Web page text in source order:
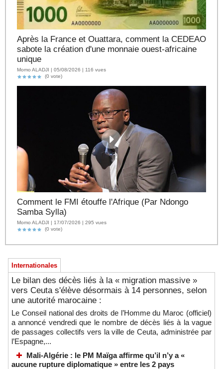
Après la France et Ouattara, comment la CEDEAO
sabote la création d'une monnaie ouest-africaine
unique
Momo ALADJI | 05/08/2026 | 116 vues
(0 vote)
Comment le FMI étouffe l'Afrique (Par Ndongo
Samba Sylla)
Momo ALADJI | 17/07/2026 | 295 vues
(0 vote)
Internationales
Le bilan des décès liés à la « migration massive »
vers Ceuta s'élève désormais à 14 personnes, selon
une autorité marocaine :
Le Conseil national des droits de l’Homme du Maroc (officiel)
a annoncé vendredi que le nombre de décès liés à la vague
de passages collectifs vers la ville de Ceuta, administrée par
l’Espagne,...
Mali-Algérie : le PM Maïga affirme qu’il n’y a «
aucune rupture diplomatique » entre les 2 pays